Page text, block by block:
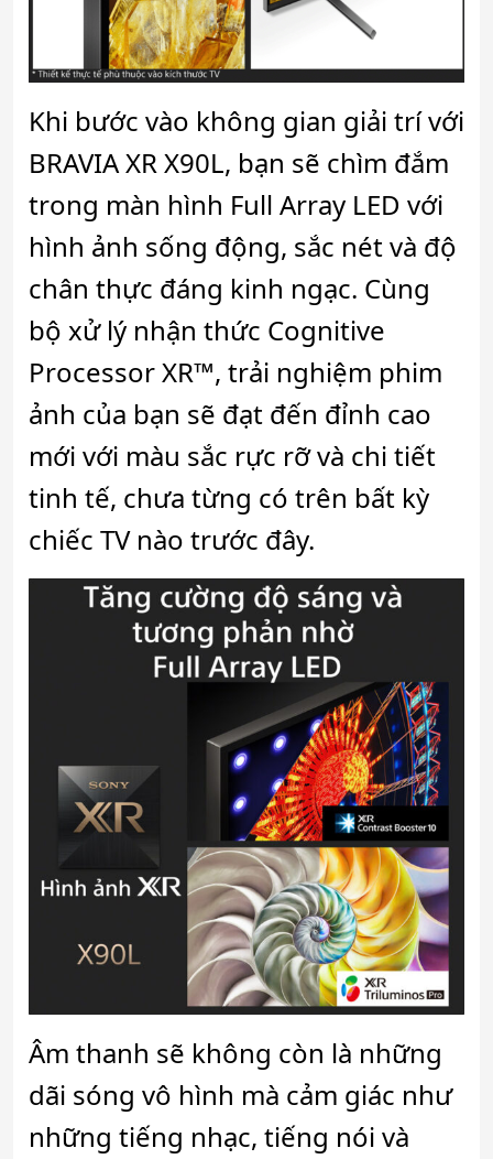
Khi bước vào không gian giải trí với
BRAVIA XR X90L, bạn sẽ chìm đắm
trong màn hình Full Array LED với
hình ảnh sống động, sắc nét và độ
chân thực đáng kinh ngạc. Cùng
bộ xử lý nhận thức Cognitive
Processor XR™, trải nghiệm phim
ảnh của bạn sẽ đạt đến đỉnh cao
mới với màu sắc rực rỡ và chi tiết
tinh tế, chưa từng có trên bất kỳ
chiếc TV nào trước đây.
Âm thanh sẽ không còn là những
dãi sóng vô hình mà cảm giác như
những tiếng nhạc, tiếng nói và